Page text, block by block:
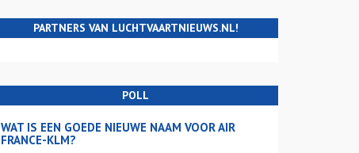
PARTNERS VAN LUCHTVAARTNIEUWS.NL!
POLL
WAT IS EEN GOEDE NIEUWE NAAM VOOR AIR
FRANCE-KLM?